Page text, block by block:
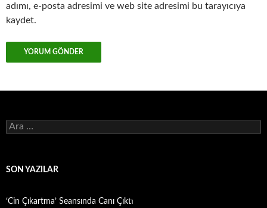
adımı, e-posta adresimi ve web site adresimi bu tarayıcıya
kaydet.
Arama:
SON YAZILAR
‘Cin Çıkartma’ Seansında Canı Çıktı